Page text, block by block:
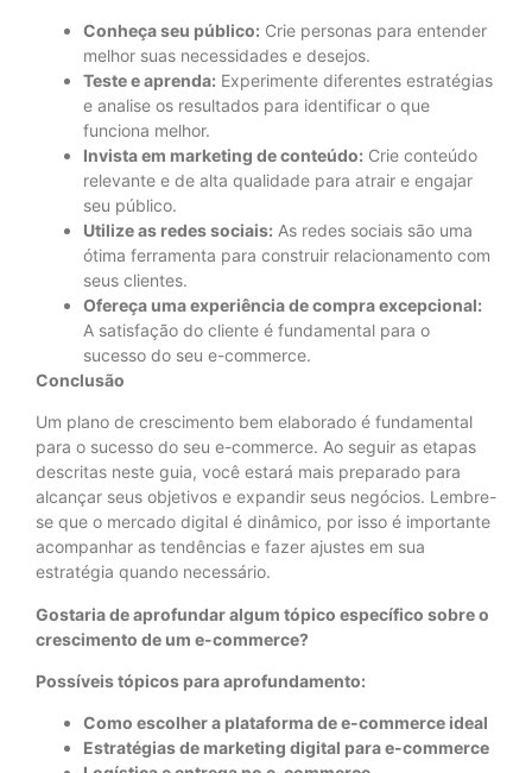
Conheça seu público: Crie personas para entender
melhor suas necessidades e desejos.
Teste e aprenda: Experimente diferentes estratégias
e analise os resultados para identificar o que
funciona melhor.
Invista em marketing de conteúdo: Crie conteúdo
relevante e de alta qualidade para atrair e engajar
seu público.
Utilize as redes sociais: As redes sociais são uma
ótima ferramenta para construir relacionamento com
seus clientes.
Ofereça uma experiência de compra excepcional:
A satisfação do cliente é fundamental para o
sucesso do seu e-commerce.
Conclusão
Um plano de crescimento bem elaborado é fundamental
para o sucesso do seu e-commerce. Ao seguir as etapas
descritas neste guia, você estará mais preparado para
alcançar seus objetivos e expandir seus negócios. Lembre-
se que o mercado digital é dinâmico, por isso é importante
acompanhar as tendências e fazer ajustes em sua
estratégia quando necessário.
Gostaria de aprofundar algum tópico específico sobre o
crescimento de um e-commerce?
Possíveis tópicos para aprofundamento:
Como escolher a plataforma de e-commerce ideal
Estratégias de marketing digital para e-commerce